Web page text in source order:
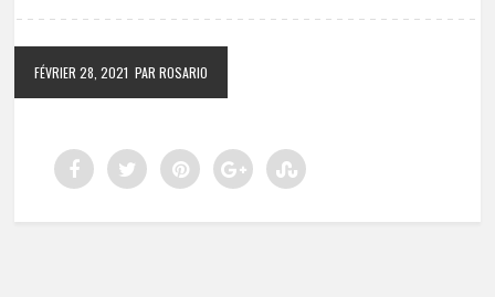
FÉVRIER 28, 2021 PAR ROSARIO